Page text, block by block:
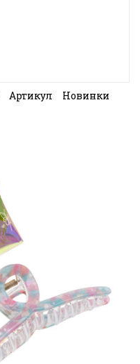
Артикул Новинки